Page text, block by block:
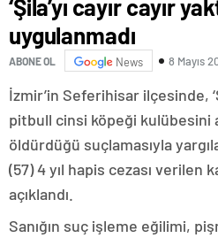
‘Şila’yı cayır cayır
uygulanmadı
ABONE OL News 8 Mayıs
İzmir’in Seferihisar ilçesinde,
pitbull cinsi köpeği kulübesini
öldürdüğü suçlamasıyla
(57) 4 yıl hapis cezası verilen
açıklandı.
Sanığın suç işleme eğilimi,